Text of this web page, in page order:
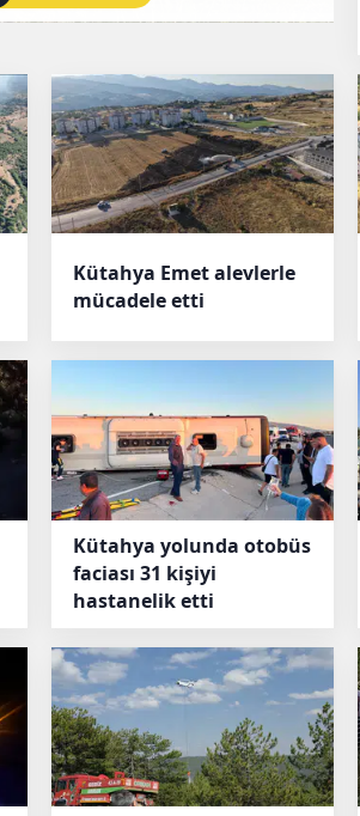
Kütahya Emet alevlerle
mücadele etti
Kütahya yolunda otobüs
faciası 31 kişiyi
hastanelik etti